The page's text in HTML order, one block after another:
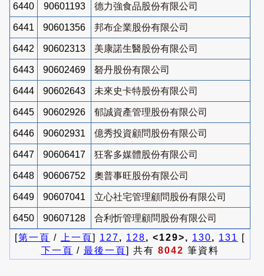
6440 90601193 德力強食品股份有限公司
6441 90601356 邦布企業股份有限公司
6442 90602313 美康諾生醫股份有限公司
6443 90602469 砮丹股份有限公司
6444 90602643 未來史卡特股份有限公司
6445 90602926 郁誠資產管理股份有限公司
6446 90602931 億秀投資顧問股份有限公司
6447 90606417 狂客多媒體股份有限公司
6448 90606752 奧普事旺股份有限公司
6449 90607041 立心社宅管理顧問股份有限公司
6450 90607128
合利忻管理顧問股份有限公司
[第一頁 / 上一頁] 127, 128, <129>, 130, 131
[
下一頁 / 最後一頁] 共有 8042 筆資料